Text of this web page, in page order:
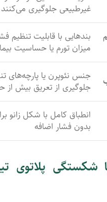
غیرطبیعی جلوگیری می‌کنند
بندهایی با قابلیت تنظیم
میزان تورم یا حساسیت
جنس نئوپرن یا پارچه‌های
جلوگیری از تعریق بیش از
انطباق کامل با شکل زانو
بدون فشار اضافه
شکستگی پلاتوی